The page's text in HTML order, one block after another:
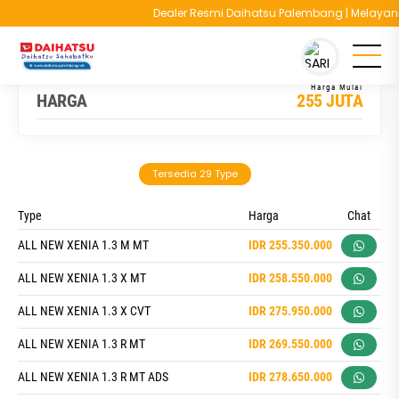
Beranda/Model/ Daihatsu All New Xenia
Dealer Resmi Daihatsu Palembang | Melayani
HARGA 255 JUTA
Tersedia 29 Type
Type Harga Chat
ALL NEW XENIA 1.3 M MT IDR 255.350.000
ALL NEW XENIA 1.3 X MT IDR 258.550.000
ALL NEW XENIA 1.3 X CVT IDR 275.950.000
ALL NEW XENIA 1.3 R MT IDR 269.550.000
ALL NEW XENIA 1.3 R MT ADS IDR 278.650.000